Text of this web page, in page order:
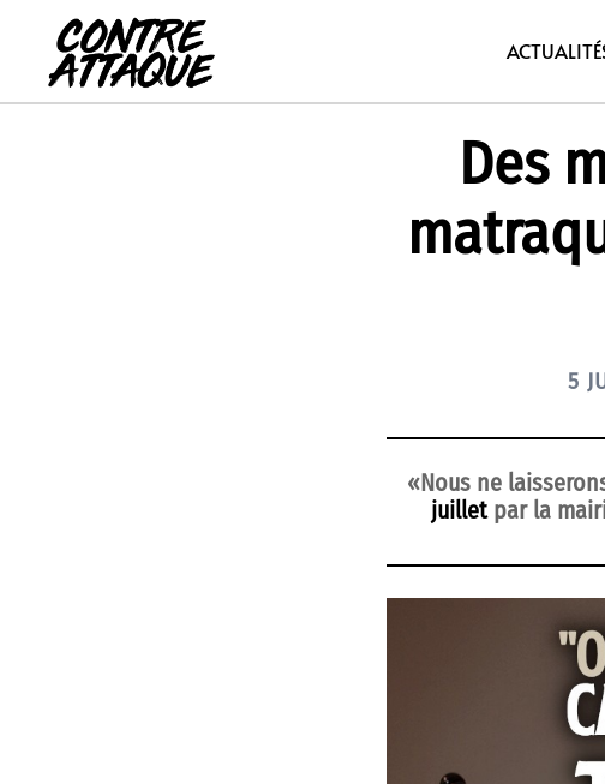
contenu
Des
5
«Nous ne
juilletpar la